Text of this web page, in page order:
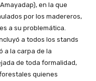
en la que
por los madereros,
a su problemática.
a todos los stands
a la carpa de la
de toda formalidad,
quienes